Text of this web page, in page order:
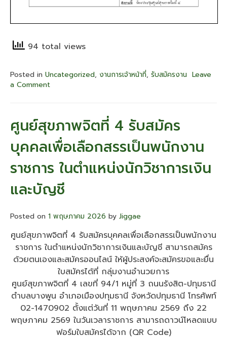
94 total views
Posted in Uncategorized, งานการเจ้าหน้าที่, รับสมัครงาน Leave
a Comment
จิต
4
เรื่อง
ราย
ชื่อ
ผู้
มี
เข้า
การ
ประเมิน
ความ
ความ
สามารถ
ทักษะ
และ
สมรรถนะ
กำหนด
ศูนย์สุขภาพจิตที่ 4 รับสมัคร
บุคคลเพื่อเลือกสรรเป็นพนักงาน
ราชการ ในตำแหน่งนักวิชาการเงิน
และบัญชี
Posted on 1 พฤษภาคม 2026 by Jiggae
ศูนย์สุขภาพจิตที่ 4 รับสมัครบุคคลเพื่อเลือกสรรเป็นพนักงาน
ราชการ ในตำแหน่งนักวิชาการเงินและบัญชี สามารถสมัคร
ด้วยตนเองและสมัครออนไลน์ ให้ผู้ประสงค์จะสมัครขอและยื่น
ใบสมัครได้ที่ กลุ่มงานอำนวยการ
ศูนย์สุขภาพจิตที่ 4 เลขที่ 94/1 หมู่ที่ 3 ถนนรังสิต-ปทุมธานี
ตำบลบางพูน อำเภอเมืองปทุมธานี จังหวัดปทุมธานี โทรศัพท์
02-1470902 ตั้งแต่วันที่ 11 พฤษภาคม 2569 ถึง 22
พฤษภาคม 2569 ในวันเวลาราชการ สามารถดาวน์โหลดแบบ
ฟอร์มใบสมัครได้จาก (QR Code)